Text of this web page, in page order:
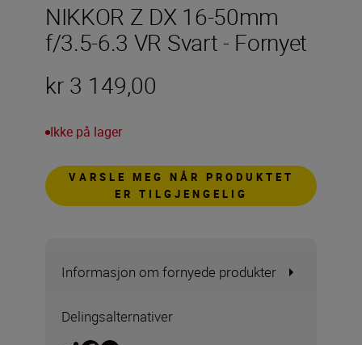
NIKKOR Z DX 16-50mm
f/3.5-6.3 VR Svart - Fornyet
kr 3 149,00
Ikke på lager
VARSLE MEG NÅR PRODUKTET
ER TILGJENGELIG
Informasjon om fornyede produkter
Delingsalternativer